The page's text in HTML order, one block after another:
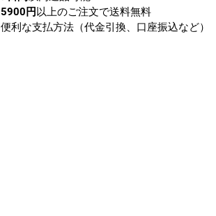
5900円以上のご注文で送料無料
便利な支払方法（代金引換、口座振込など）